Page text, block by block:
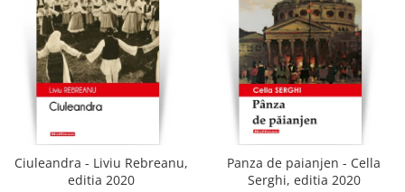
Ciuleandra - Liviu Rebreanu,
editia 2020
Panza de paianjen - Cella
Serghi, editia 2020